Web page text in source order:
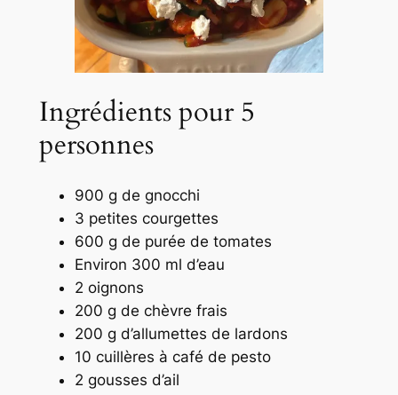
Ingrédients pour 5
personnes
900 g de gnocchi
3 petites courgettes
600 g de purée de tomates
Environ 300 ml d’eau
2 oignons
200 g de chèvre frais
200 g d’allumettes de lardons
10 cuillères à café de pesto
2 gousses d’ail